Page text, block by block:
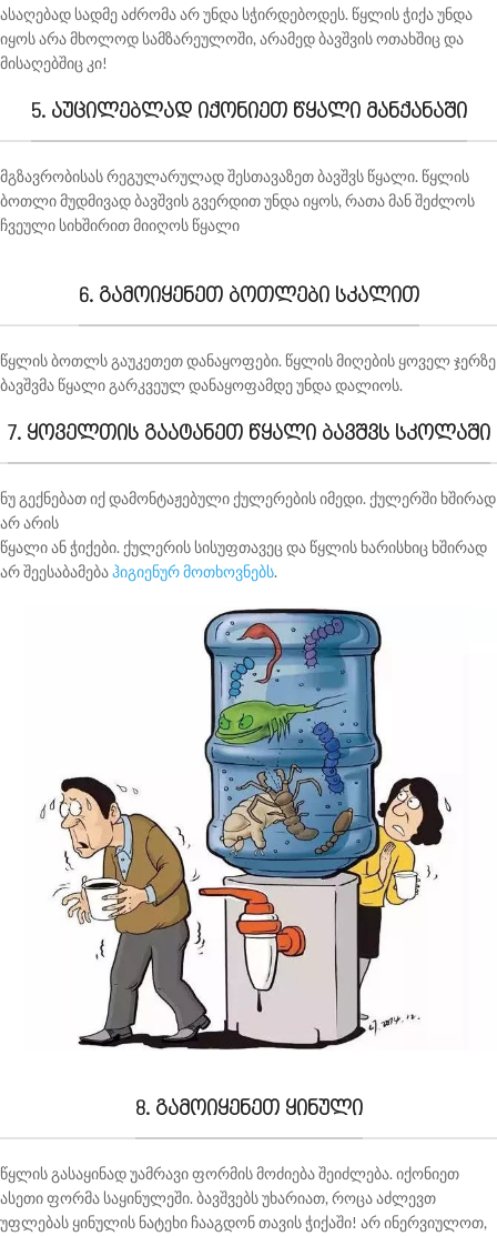
ასაღებად სადმე აძრომა არ უნდა სჭირდებოდეს. წყლის ჭიქა უნდა
იყოს არა მხოლოდ სამზარეულოში, არამედ ბავშვის ოთახშიც და
მისაღებშიც კი!
5. აუცილებლად იქონიეთ წყალი მანქანაში
მგზავრობისას რეგულარულად შესთავაზეთ ბავშვს წყალი. წყლის
ბოთლი მუდმივად ბავშვის გვერდით უნდა იყოს, რათა მან შეძლოს
ჩვეული სიხშირით მიიღოს წყალი
6. გამოიყენეთ ბოთლები სკალით
წყლის ბოთლს გაუკეთეთ დანაყოფები. წყლის მიღების ყოველ ჯერზე
ბავშვმა წყალი გარკვეულ დანაყოფამდე უნდა დალიოს.
7. ყოველთის გაატანეთ წყალი ბავშვს სკოლაში
ნუ გექნებათ იქ დამონტაჟებული ქულერების იმედი. ქულერში ხშირად
არ არის
წყალი ან ჭიქები. ქულერის სისუფთავეც და წყლის ხარისხიც ხშირად
არ შეესაბამებაჰიგიენურ მოთხოვნებს.
8. გამოიყენეთ ყინული
წყლის გასაყინად უამრავი ფორმის მოძიება შეიძლება. იქონიეთ
ასეთი ფორმა საყინულეში. ბავშვებს უხარიათ, როცა აძლევთ
უფლებას ყინულის ნატეხი ჩააგდონ თავის ჭიქაში! არ ინერვიულოთ,